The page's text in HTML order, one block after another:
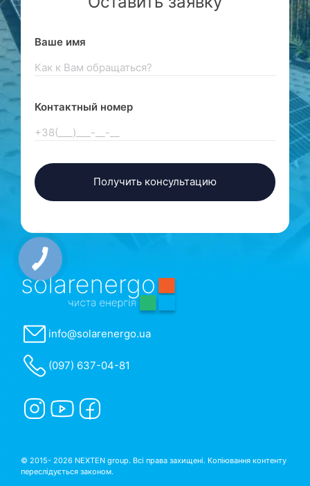
Ваше имя
Контактный номер
info@solarenergo.ua
(097) 637-04-81
© 2015- 2026 NEXTEN group. Всі права захищені. Копіювання контенту
переслідується законом.